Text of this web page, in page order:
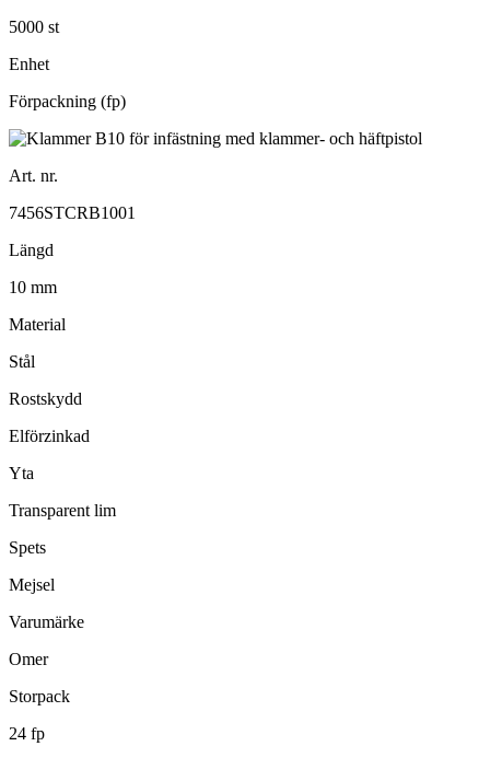
5000 st
Enhet
Förpackning (fp)
Art. nr.
7456STCRB1001
Längd
10 mm
Material
Stål
Rostskydd
Elförzinkad
Yta
Transparent lim
Spets
Mejsel
Varumärke
Omer
Storpack
24 fp